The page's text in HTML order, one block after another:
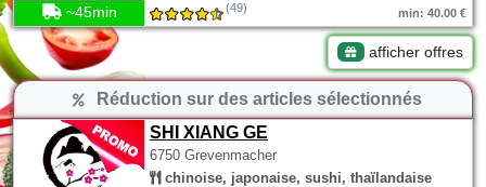
~45min (49) min: 40.00 €
afficher offres
Réduction sur des articles sélectionnés
SHI XIANG GE
6750 Grevenmacher
chinoise, japonaise, sushi, thaïlandaise